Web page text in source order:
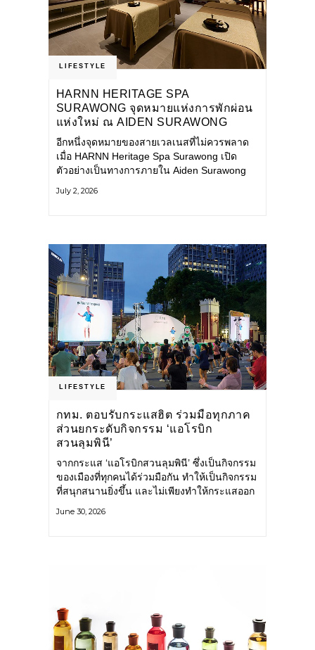
LIFESTYLE
HARNN HERITAGE SPA
SURAWONG จุดหมายแห่งการพักผ่อน
แห่งใหม่ ณ AIDEN SURAWONG
BANGKOK
อีกหนึ่งจุดหมายของสายเวลเนสที่ไม่ควรพลาด
เมื่อ HARNN Heritage Spa Surawong เปิด
ตัวอย่างเป็นทางการภายใน Aiden Surawong
ของเมืองใหญ่ มาสัมผัสประสบการณ์การพักผ่อน
July 2, 2026
LIFESTYLE
กทม. ตอบรับกระแสฮิต ร่วมมือทุกภาค
ส่วนยกระดับกิจกรรม ‘แอโรบิก
สวนลุมพินี’
จากกระแส ‘แอโรบิกสวนลุมพินี’ ซึ่งเป็นกิจกรรม
ของเมืองที่ทุกคนได้ร่วมมือกัน ทำให้เป็นกิจกรรม
ที่สนุกสนานยิ่งขึ้น และไม่เพียงทำให้กระแสออก
กระจายไปยังหลายพื้นที่ของประเทศที่อยากออก
June 30, 2026